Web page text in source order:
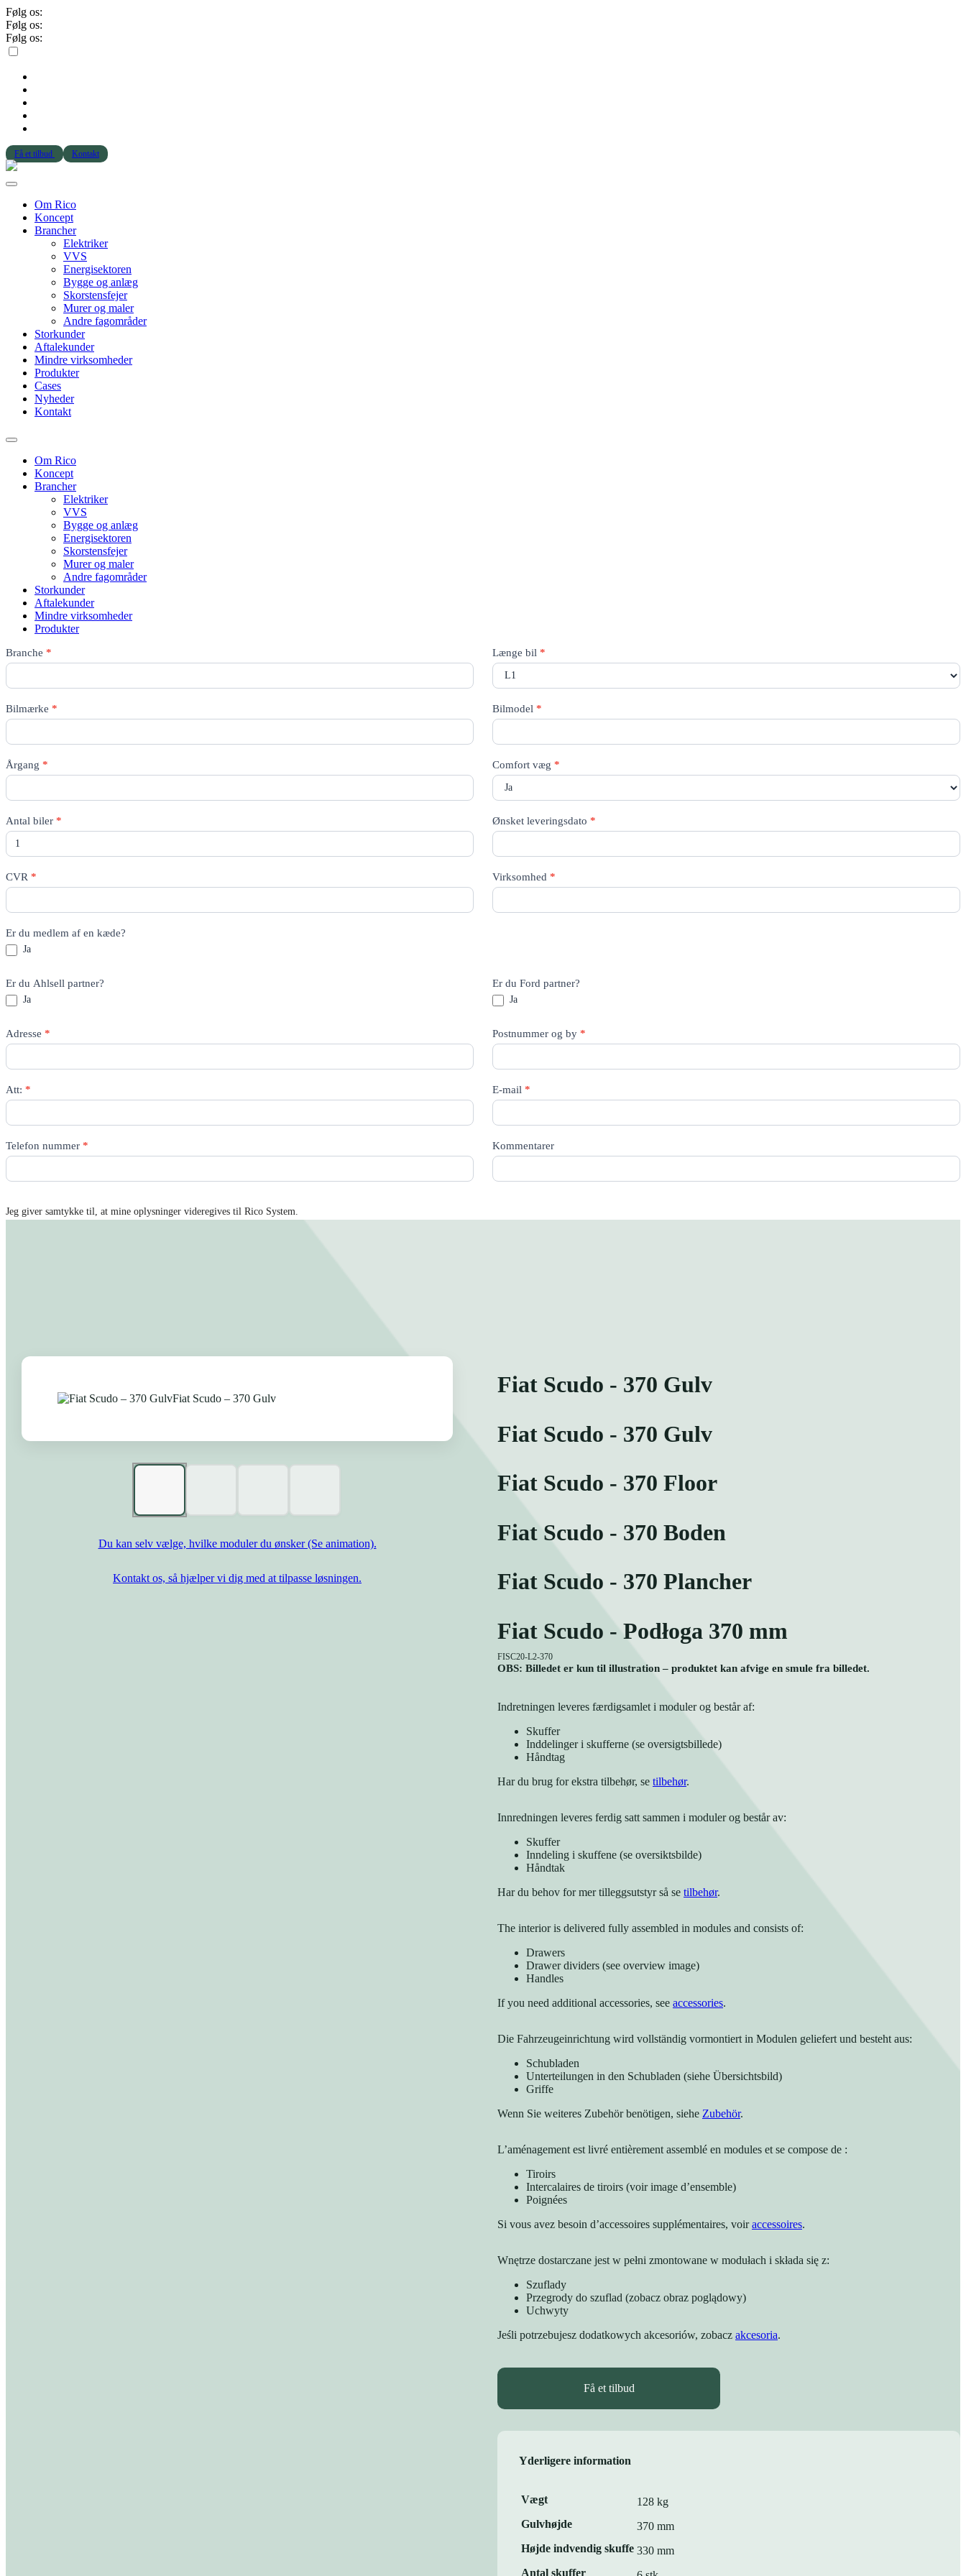
Følg os:
Følg os:
Følg os:
Få et tilbud Kontakt
Om Rico
Koncept
Brancher
Elektriker
VVS
Energisektoren
Bygge og anlæg
Skorstensfejer
Murer og maler
Andre fagområder
Storkunder
Aftalekunder
Mindre virksomheder
Produkter
Cases
Nyheder
Kontakt
Om Rico
Koncept
Brancher
Elektriker
VVS
Bygge og anlæg
Energisektoren
Skorstensfejer
Murer og maler
Andre fagområder
Storkunder
Aftalekunder
Mindre virksomheder
Produkter
Rico
Quote
All
pages
Branche * Længe bil*
Bilmærke * Bilmodel*
Årgang * Comfort væg*
Antal biler * Ønsket leveringsdato*
CVR * Virksomhed*
Er du medlem af en kæde?
Ja
Er du Ahlsell partner?
Ja
Er du Ford partner?
Ja
Adresse * Postnummer og by*
Att: * E-mail*
Telefon nummer * Kommentarer
Jeg giver samtykke til, at mine oplysninger videregives til Rico System.
Du kan selv vælge, hvilke moduler du ønsker (Se animation).
Kontakt os, så hjælper vi dig med at tilpasse løsningen.
Fiat Scudo - 370 Gulv
Fiat Scudo - 370 Gulv
Fiat Scudo - 370 Floor
Fiat Scudo - 370 Boden
Fiat Scudo - 370 Plancher
Fiat Scudo - Podłoga 370 mm
FISC20-L2-370
OBS: Billedet er kun til illustration – produktet kan afvige en smule fra billedet.
Indretningen leveres færdigsamlet i moduler og består af:
Skuffer
Inddelinger i skufferne (se oversigtsbillede)
Håndtag
Har du brug for ekstra tilbehør, se tilbehør.
Innredningen leveres ferdig satt sammen i moduler og består av:
Skuffer
Inndeling i skuffene (se oversiktsbilde)
Håndtak
Har du behov for mer tilleggsutstyr så se tilbehør.
The interior is delivered fully assembled in modules and consists of:
Drawers
Drawer dividers (see overview image)
Handles
If you need additional accessories, see accessories.
Die Fahrzeugeinrichtung wird vollständig vormontiert in Modulen geliefert und besteht aus:
Schubladen
Unterteilungen in den Schubladen (siehe Übersichtsbild)
Griffe
Wenn Sie weiteres Zubehör benötigen, siehe Zubehör.
L’aménagement est livré entièrement assemblé en modules et se compose de :
Tiroirs
Intercalaires de tiroirs (voir image d’ensemble)
Poignées
Si vous avez besoin d’accessoires supplémentaires, voiraccessoires.
Wnętrze dostarczane jest w pełni zmontowane w modułach i składa się z:
Szuflady
Przegrody do szuflad (zobacz obraz poglądowy)
Uchwyty
Jeśli potrzebujesz dodatkowych akcesoriów, zobacz akcesoria.
Få et tilbud
Yderligere information
Vægt
128 kg
Gulvhøjde
370 mm
Højde indvendig skuffe 330 mm
Antal skuffer